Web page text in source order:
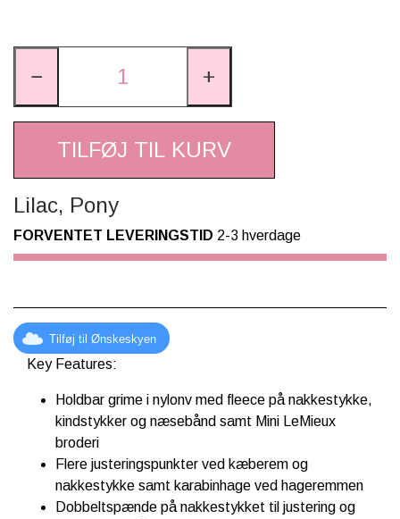
− +
TILFØJ TIL KURV
Lilac, Pony
FORVENTET LEVERINGSTID 2-3 hverdage
Tilføj til Ønskeskyen
Key Features:
Holdbar grime i nylonv med fleece på nakkestykke,
kindstykker og næsebånd samt Mini LeMieux
broderi
Flere justeringspunkter ved kæberem og
nakkestykke samt karabinhage ved hageremmen
Dobbeltspænde på nakkestykket til justering og